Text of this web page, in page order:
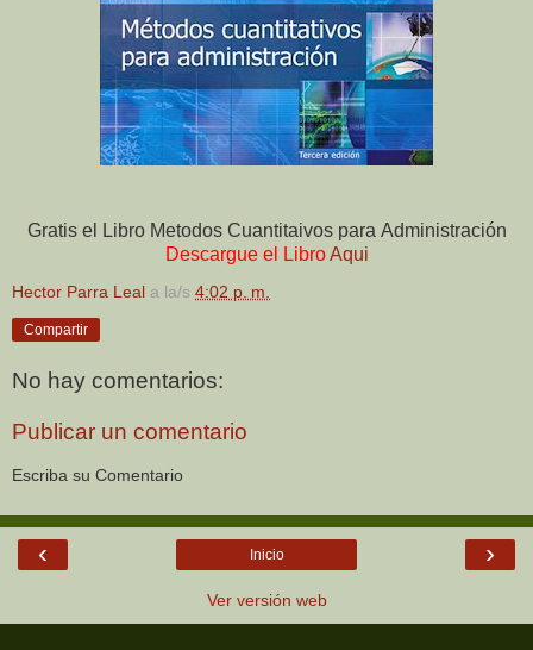
Gratis el Libro Metodos Cuantitaivos para Administración
Descargue el LibroAqui
Hector Parra Leal a la/s 4:02 p. m.
Compartir
No hay comentarios:
Publicar un comentario
Escriba su Comentario
‹ ›
Inicio
Ver versión web